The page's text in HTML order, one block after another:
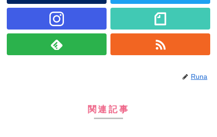
Runa
関連記事